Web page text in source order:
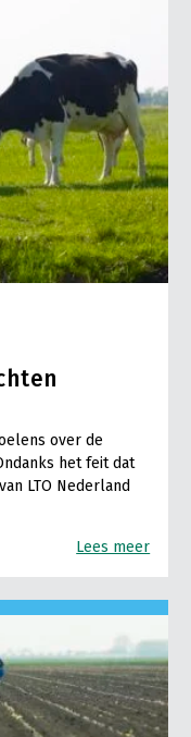
over de
het feit dat
LTO Nederland
Lees meer